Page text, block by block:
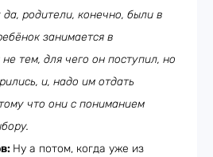
родители, конечно, были в
занимается в
тем, для чего он поступил, но
и, надо им отдать
что они с пониманием
Ну а потом, когда уже из